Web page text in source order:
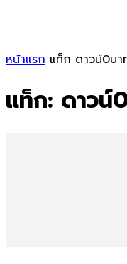
หน้าแรก แท็ก ดาวน์0บา
แท็ก: ดาวน์